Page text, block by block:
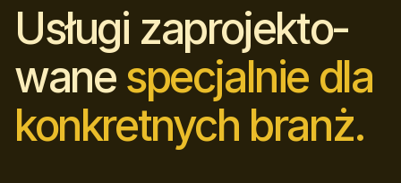
Usługi zaprojekto­
wane specjalnie dla
konkretnych branż.